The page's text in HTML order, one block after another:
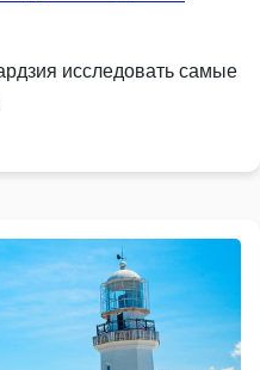
исследовать самые